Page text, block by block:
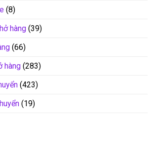
(8)
hàng (39)
(66)
hàng (283)
(423)
(19)